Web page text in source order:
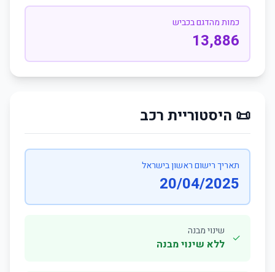
כמות מהדגם בכביש
13,886
📜 היסטוריית רכב
תאריך רישום ראשון בישראל
20/04/2025
✓
שינוי מבנה
ללא שינוי מבנה